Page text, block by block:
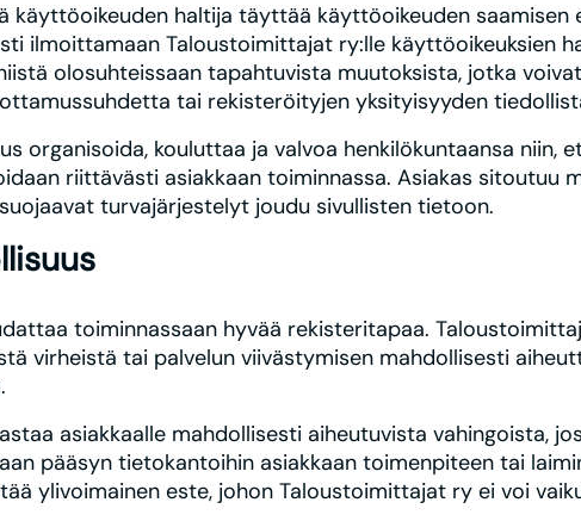
käyttöoikeuden haltija täyttää käyttöoikeuden saamisen
ilmoittamaan Taloustoimittajat ry:lle käyttöoikeuksien
olosuhteissaan tapahtuvista muutoksista, jotka
tai rekisteröityjen yksityisyyden
organisoida, kouluttaa ja valvoa henkilökuntaansa niin,
riittävästi asiakkaan toiminnassa. Asiakas sitoutuu
turvajärjestelyt joudu sivullisten tietoon.
toiminnassaan hyvää rekisteritapaa.
virheistä tai palvelun viivästymisen mahdollisesti
asiakkaalle mahdollisesti aiheutuvista vahingoista,
pääsyn tietokantoihin asiakkaan toimenpiteen tai
ylivoimainen este, johon Taloustoimittajat ry ei voi